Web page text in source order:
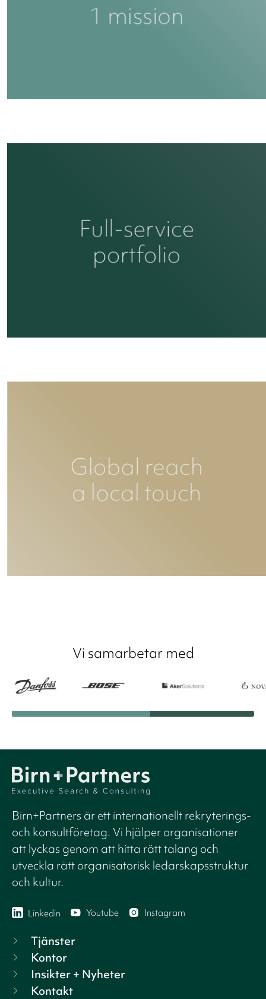
Vi samarbetar med
Birn+Partners är ett internationellt rekryterings-
och konsultföretag. Vi hjälper organisationer
att lyckas genom att hitta rätt talang och
utveckla rätt organisatorisk ledarskapsstruktur
och kultur.
Linkedin Youtube Instagram
Tjänster
Kontor
Insikter + Nyheter
Kontakt